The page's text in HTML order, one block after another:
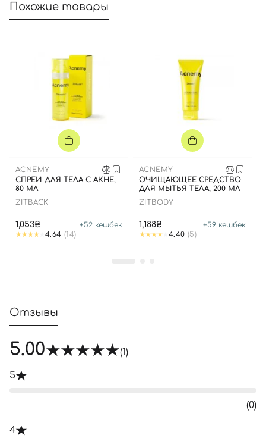
Похожие товары
ACNEMY
СПРЕЙ ДЛЯ ТЕЛА С АКНЕ,
80 МЛ
ZITBACK
1,053₴ +52 кешбек
4.64 (14)
ACNEMY
ОЧИЩАЮЩЕЕ СРЕДСТВО
ДЛЯ МЫТЬЯ ТЕЛА, 200 МЛ
ZITBODY
1,188₴ +59 кешбек
4.40 (5)
Отзывы
5.00 (1)
5
(0)
4